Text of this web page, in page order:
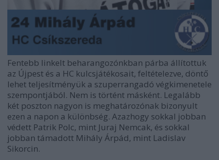
Fentebb linkelt beharangozónkban párba állítottuk
az Újpest és a HC kulcsjátékosait, feltételezve, döntő
lehet teljesítményük a szuperrangadó végkimenetele
szempontjából. Nem is történt másként. Legalább
két poszton nagyon is meghatározónak bizonyult
ezen a napon a különbség. Azazhogy sokkal jobban
védett Patrik Polc, mint Juraj Nemcak, és sokkal
jobban támadott Mihály Árpád, mint Ladislav
Sikorcin.